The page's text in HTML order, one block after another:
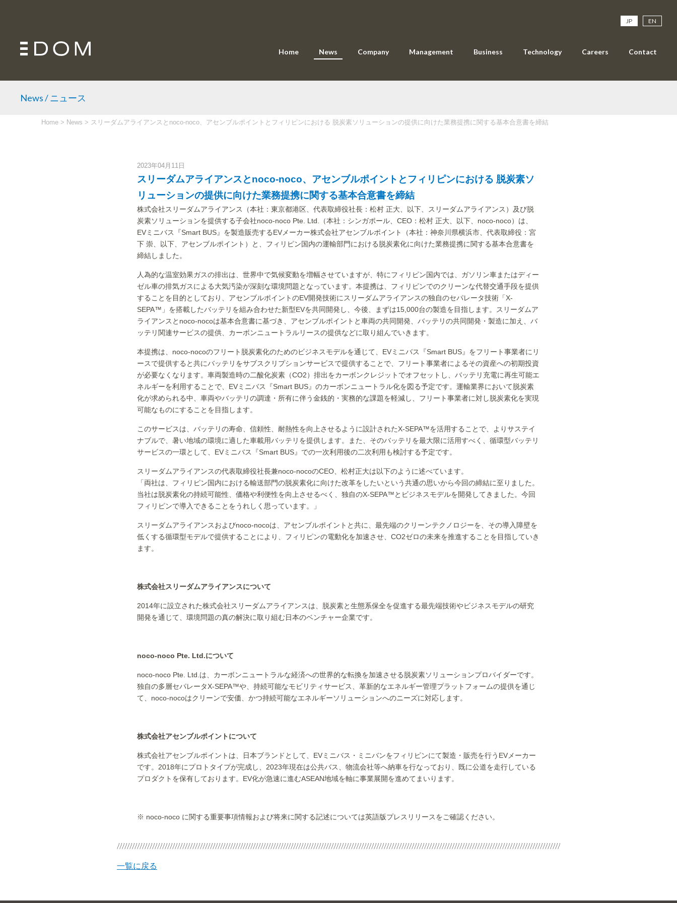
JP EN
Home News Company Management Business Technology Careers Contact
News / ニュース
Home > News > スリーダムアライアンスとnoco-noco、アセンブルポイントとフィリピンにおける 脱炭素ソリューションの提供に向けた業務提携に関する基本合意書を締結
2023年04月11日
スリーダムアライアンスとnoco-noco、アセンブルポイントとフィリピンにおける 脱炭素ソ
リューションの提供に向けた業務提携に関する基本合意書を締結
株式会社スリーダムアライアンス（本社：東京都港区、代表取締役社長：松村 正大、以下、スリーダムアライアンス）及び脱
炭素ソリューションを提供する子会社noco-noco Pte. Ltd.（本社：シンガポール、CEO：松村 正大、以下、noco-noco）は、
EVミニバス『Smart BUS』を製造販売するEVメーカー株式会社アセンブルポイント（本社：神奈川県横浜市、代表取締役：宮
下 崇、以下、アセンブルポイント）と、フィリピン国内の運輸部門における脱炭素化に向けた業務提携に関する基本合意書を
締結しました。
人為的な温室効果ガスの排出は、世界中で気候変動を増幅させていますが、特にフィリピン国内では、ガソリン車またはディー
ゼル車の排気ガスによる大気汚染が深刻な環境問題となっています。本提携は、フィリピンでのクリーンな代替交通手段を提供
することを目的としており、アセンブルポイントのEV開発技術にスリーダムアライアンスの独自のセパレータ技術「X-
SEPA™」を搭載したバッテリを組み合わせた新型EVを共同開発し、今後、まずは15,000台の製造を目指します。スリーダムア
ライアンスとnoco-nocoは基本合意書に基づき、アセンブルポイントと車両の共同開発、バッテリの共同開発・製造に加え、バ
ッテリ関連サービスの提供、カーボンニュートラルリースの提供などに取り組んでいきます。
本提携は、noco-nocoのフリート脱炭素化のためのビジネスモデルを通じて、EVミニバス『Smart BUS』をフリート事業者にリ
ースで提供すると共にバッテリをサブスクリプションサービスで提供することで、フリート事業者によるその資産への初期投資
が必要なくなります。車両製造時の二酸化炭素（CO2）排出をカーボンクレジットでオフセットし、バッテリ充電に再生可能エ
ネルギーを利用することで、EVミニバス『Smart BUS』のカーボンニュートラル化を図る予定です。運輸業界において脱炭素
化が求められる中、車両やバッテリの調達・所有に伴う金銭的・実務的な課題を軽減し、フリート事業者に対し脱炭素化を実現
可能なものにすることを目指します。
このサービスは、バッテリの寿命、信頼性、耐熱性を向上させるように設計されたX-SEPA™を活用することで、よりサステイ
ナブルで、暑い地域の環境に適した車載用バッテリを提供します。また、そのバッテリを最大限に活用すべく、循環型バッテリ
サービスの一環として、EVミニバス『Smart BUS』での一次利用後の二次利用も検討する予定です。
スリーダムアライアンスの代表取締役社長兼noco-nocoのCEO、松村正大は以下のように述べています。
「両社は、フィリピン国内における輸送部門の脱炭素化に向けた改革をしたいという共通の思いから今回の締結に至りました。
当社は脱炭素化の持続可能性、価格や利便性を向上させるべく、独自のX-SEPA™とビジネスモデルを開発してきました。今回
フィリピンで導入できることをうれしく思っています。」
スリーダムアライアンスおよびnoco-nocoは、アセンブルポイントと共に、最先端のクリーンテクノロジーを、その導入障壁を
低くする循環型モデルで提供することにより、フィリピンの電動化を加速させ、CO2ゼロの未来を推進することを目指していき
ます。
株式会社スリーダムアライアンスについて
2014年に設立された株式会社スリーダムアライアンスは、脱炭素と生態系保全を促進する最先端技術やビジネスモデルの研究
開発を通じて、環境問題の真の解決に取り組む日本のベンチャー企業です。
noco-noco Pte. Ltd.について
noco-noco Pte. Ltd.は、カーボンニュートラルな経済への世界的な転換を加速させる脱炭素ソリューションプロバイダーです。
独自の多層セパレータX-SEPA™や、持続可能なモビリティサービス、革新的なエネルギー管理プラットフォームの提供を通じ
て、noco-nocoはクリーンで安価、かつ持続可能なエネルギーソリューションへのニーズに対応します。
株式会社アセンブルポイントについて
株式会社アセンブルポイントは、日本ブランドとして、EVミニバス・ミニバンをフィリピンにて製造・販売を行うEVメーカー
です。2018年にプロトタイプが完成し、2023年現在は公共バス、物流会社等へ納車を行なっており、既に公道を走行している
プロダクトを保有しております。EV化が急速に進むASEAN地域を軸に事業展開を進めてまいります。
※ noco-noco に関する重要事項情報および将来に関する記述については英語版プレスリリースをご確認ください。
一覧に戻る